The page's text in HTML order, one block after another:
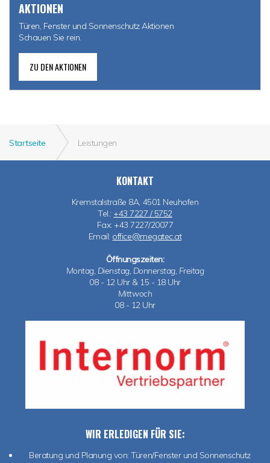
AKTIONEN
Türen, Fenster und Sonnenschutz Aktionen
Schauen Sie rein.
ZU DEN AKTIONEN
Startseite Leistungen
KONTAKT
Kremstalstraße 8A, 4501 Neuhofen
Tel.: +43 7227 / 5752
Fax: +43 7227/20077
Email: office@megatec.at
Öffnungszeiten:
Montag, Dienstag, Donnerstag, Freitag
08 - 12 Uhr & 15 - 18 Uhr
Mittwoch
08 - 12 Uhr
WIR ERLEDIGEN FÜR SIE:
Beratung und Planung von:Türen/Fenster und Sonnenschutz